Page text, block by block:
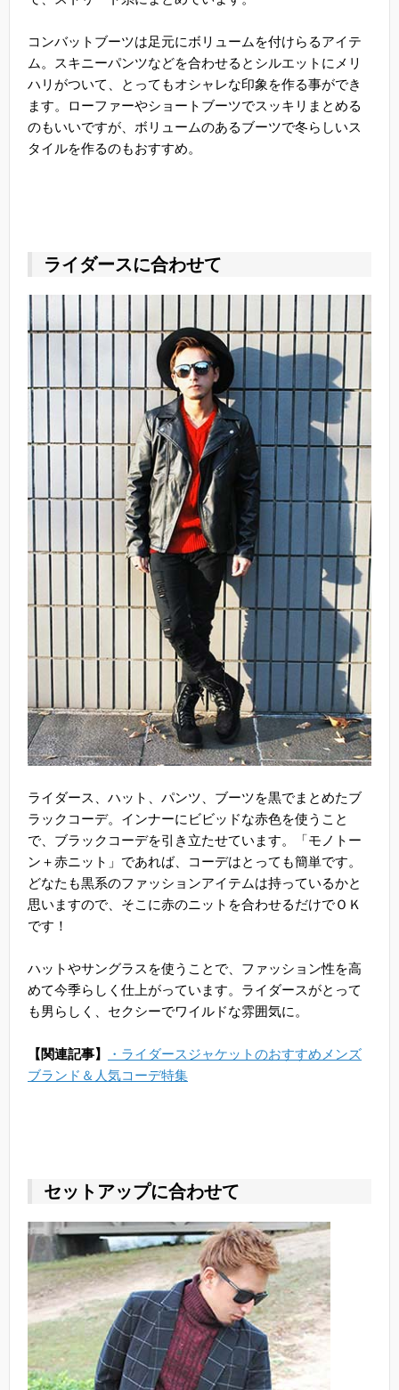
コンバットブーツは足元にボリュームを付けらるアイテ
ム。スキニーパンツなどを合わせるとシルエットにメリ
ハリがついて、とってもオシャレな印象を作る事ができ
ます。ローファーやショートブーツでスッキリまとめる
のもいいですが、ボリュームのあるブーツで冬らしいス
タイルを作るのもおすすめ。
ライダースに合わせて
ライダース、ハット、パンツ、ブーツを黒でまとめたブ
ラックコーデ。インナーにビビッドな赤色を使うこと
で、ブラックコーデを引き立たせています。「モノトー
ン＋赤ニット」であれば、コーデはとっても簡単です。
どなたも黒系のファッションアイテムは持っているかと
思いますので、そこに赤のニットを合わせるだけでＯＫ
です！
ハットやサングラスを使うことで、ファッション性を高
めて今季らしく仕上がっています。ライダースがとって
も男らしく、セクシーでワイルドな雰囲気に。
【関連記事】
・ライダースジャケットのおすすめメンズ
ブランド＆人気コーデ特集
セットアップに合わせて